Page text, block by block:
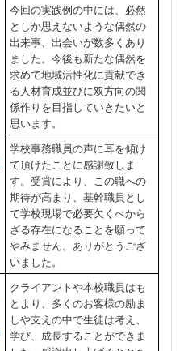
今回の実践例の中には、必然
としか思えないような偶然の
出来事、出会いが数多くあり
ました。今後も新たな偶然を
求めて地域活性化に貢献でき
る人材育成並びに双方向の関
係作りを目指していきたいと
思います。
学校事務職員の声に耳を傾け
て頂けたことに感謝致しま
す。受賞により、この職への
期待が高まり、基幹職員とし
て学校現場で必要欠くべから
ざる存在になることを願って
やみません。ありがとうござ
いました。
クライアントや本校職員はも
とより、多くのお客様の励ま
しや支えの中で生徒は考え、
学び、成長することができま